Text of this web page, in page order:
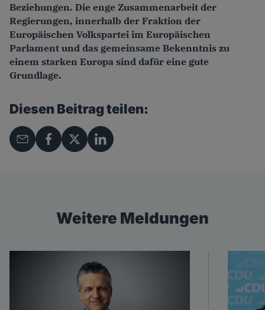
Beziehungen. Die enge Zusammenarbeit der
Regierungen, innerhalb der Fraktion der
Europäischen Volkspartei im Europäischen
Parlament und das gemeinsame Bekenntnis zu
einem starken Europa sind dafür eine gute
Grundlage.
Diesen Beitrag teilen:
Weitere Meldungen